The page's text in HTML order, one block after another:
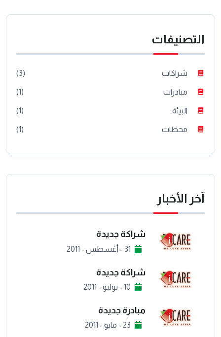
التصنيفات
شراكات (3)
مبادرات (1)
البيئة (1)
محطات (1)
آخر الأخبار
شراكة جديدة
31 - أغسطس - 2011
شراكة جديدة
10 - يوليو - 2011
مبادرة جديدة
23 - مايو - 2011